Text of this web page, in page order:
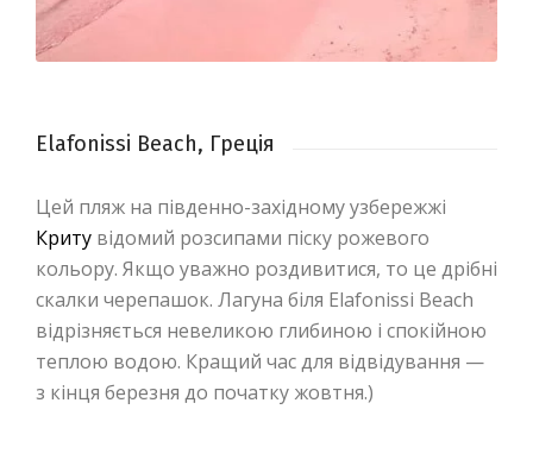
Elafonissi Beach, Греція
Цей пляж на південно-західному узбережжі
Криту відомий розсипами піску рожевого
кольору. Якщо уважно роздивитися, то це дрібні
скалки черепашок. Лагуна біля Elafonissi Beach
відрізняється невеликою глибиною і спокійною
теплою водою. Кращий час для відвідування —
з кінця березня до початку жовтня.)